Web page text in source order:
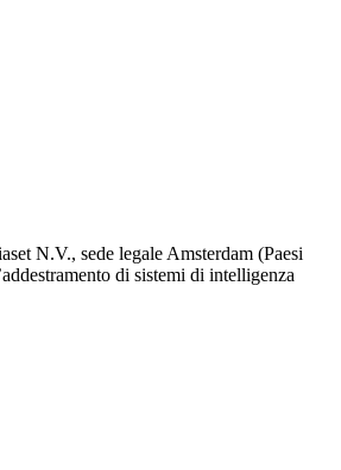
N.V., sede legale Amsterdam (Paesi
di sistemi di intelligenza